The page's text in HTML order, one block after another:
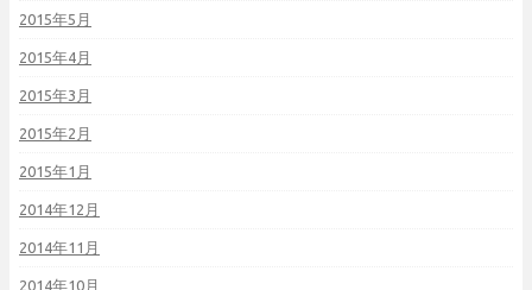
2015年5月
2015年4月
2015年3月
2015年2月
2015年1月
2014年12月
2014年11月
2014年10月